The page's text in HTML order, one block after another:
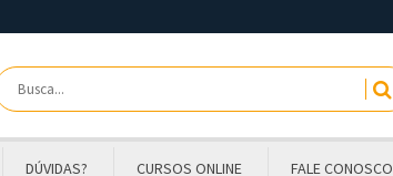
DÚVIDAS? CURSOS ONLINE FALE CONOSCO